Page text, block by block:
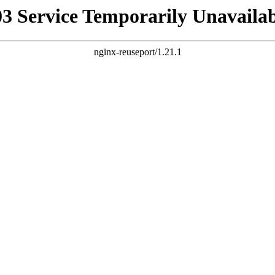
Service Temporarily
nginx-reuseport/1.21.1